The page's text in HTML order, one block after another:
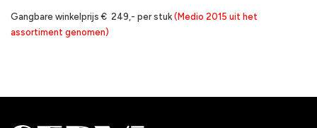
Gangbare winkelprijs € 249,- per stuk(Medio 2015 uit het
assortiment genomen)